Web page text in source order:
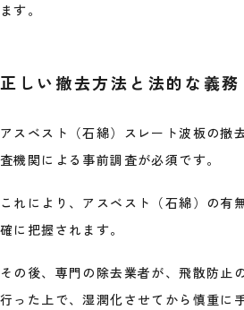
ます。
正しい撤去方法と法的な義務
アスベスト（石綿）スレート波板の撤
査機関による事前調査が必須です。
これにより、アスベスト（石綿）の有
確に把握されます。
その後、専門の除去業者が、飛散防止
行った上で、湿潤化させてから慎重に